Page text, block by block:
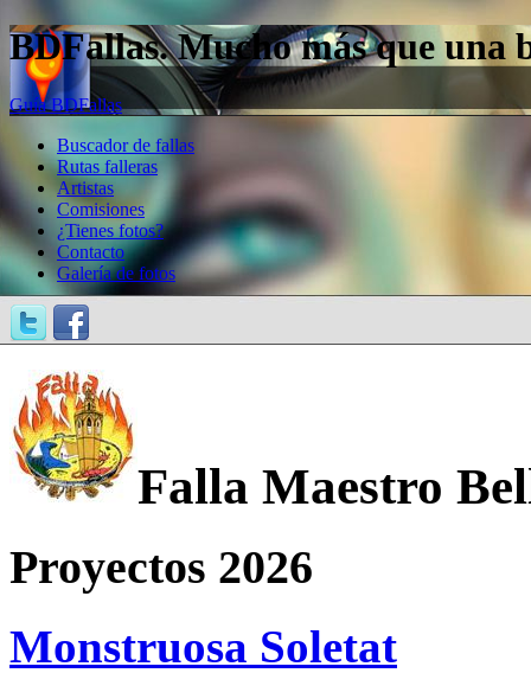
BDFallas. Mucho más que una
Guía BDFallas
Buscador de fallas
Rutas falleras
Artistas
Comisiones
¿Tienes fotos?
Contacto
Galería de fotos
Falla Maestro
Proyectos 2026
Monstruosa Soletat